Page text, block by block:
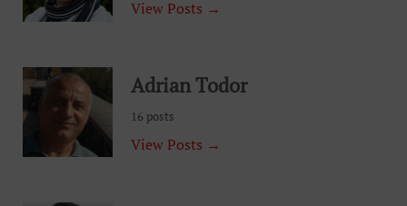
View Posts →
Adrian Todor
16 posts
View Posts →